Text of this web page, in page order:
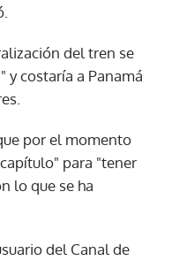
del tren se
y costaría a Panamá
por el momento
para "tener
lo que se ha
del Canal de